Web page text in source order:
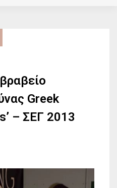
Greek
– ΣΕΓ 2013